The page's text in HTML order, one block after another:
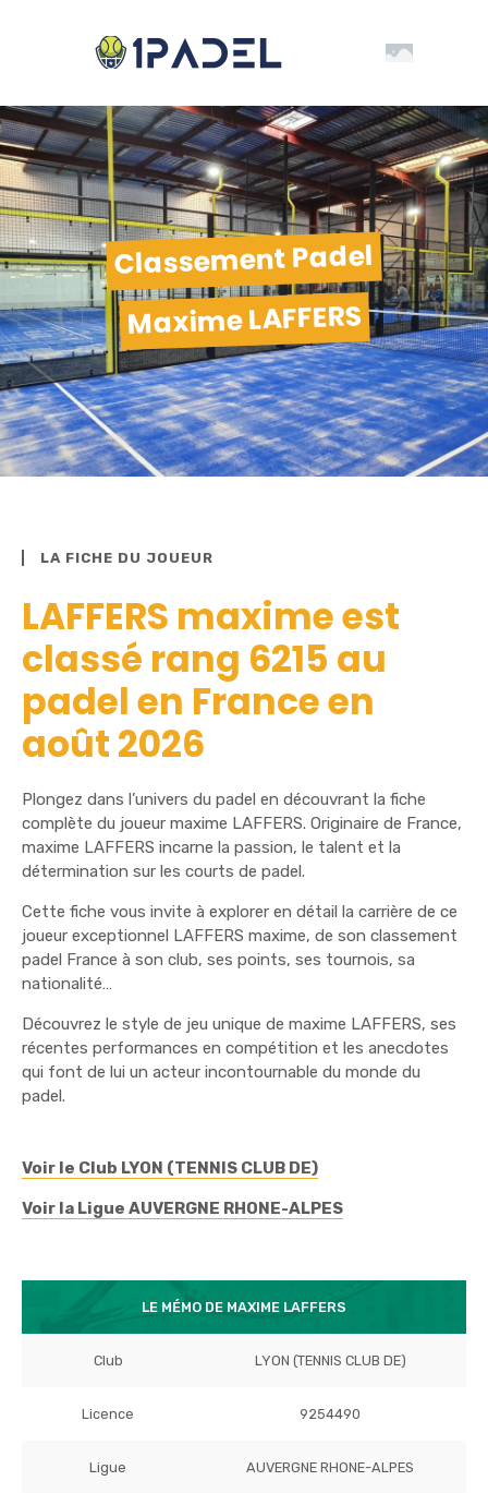
Classement Padel
Maxime LAFFERS
LA FICHE DU JOUEUR
LAFFERS maxime est
classé rang 6215 au
padel en France en
août 2026
Plongez dans l’univers du padel en découvrant la fiche
complète du joueur maxime LAFFERS. Originaire de France,
maxime LAFFERS incarne la passion, le talent et la
détermination sur les courts de padel.
Cette fiche vous invite à explorer en détail la carrière de ce
joueur exceptionnel LAFFERS maxime, de son classement
padel France à son club, ses points, ses tournois, sa
nationalité…
Découvrez le style de jeu unique de maxime LAFFERS, ses
récentes performances en compétition et les anecdotes
qui font de lui un acteur incontournable du monde du
padel.
Voir le Club LYON (TENNIS CLUB DE)
Voir la Ligue AUVERGNE RHONE-ALPES
LE MÉMO DE MAXIME LAFFERS
Club LYON (TENNIS CLUB DE)
Licence 9254490
Ligue AUVERGNE RHONE-ALPES